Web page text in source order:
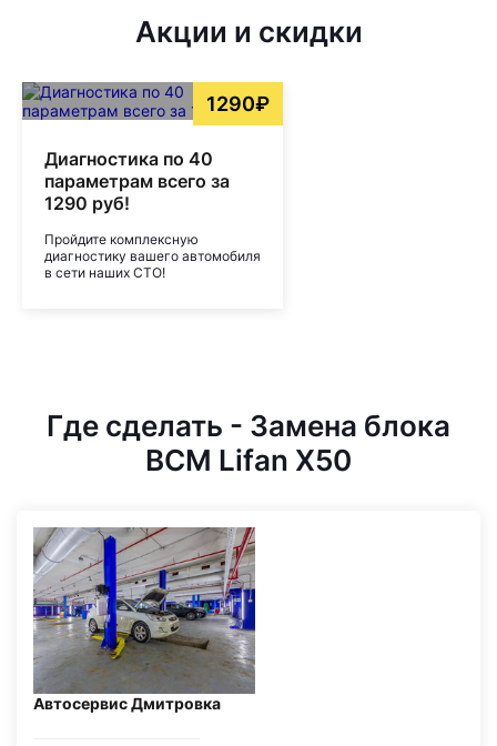
Акции и скидки
1290₽
Диагностика по 40
параметрам всего за
1290 руб!
Пройдите комплексную
диагностику вашего автомобиля
в сети наших СТО!
Где сделать - Замена блока
BCM Lifan X50
Автосервис Дмитровка